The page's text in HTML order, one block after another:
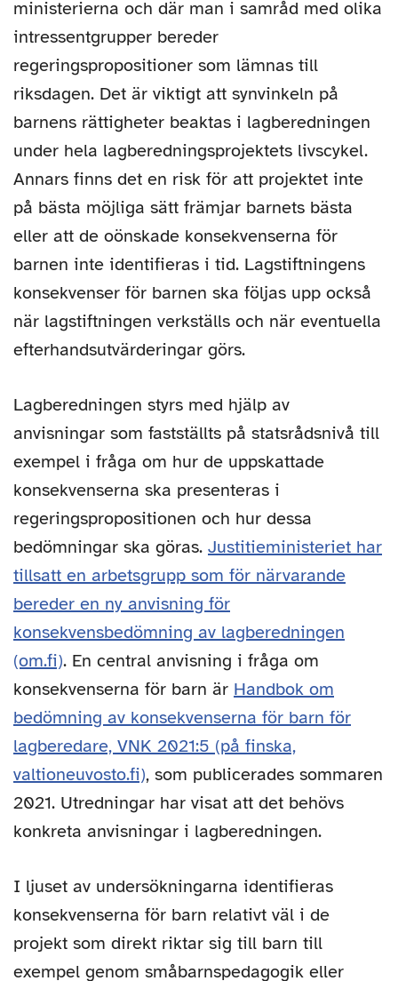
ministerierna och där man i samråd med olika
intressentgrupper bereder
regeringspropositioner som lämnas till
riksdagen. Det är viktigt att synvinkeln på
barnens rättigheter beaktas i lagberedningen
under hela lagberedningsprojektets livscykel.
Annars finns det en risk för att projektet inte
på bästa möjliga sätt främjar barnets bästa
eller att de oönskade konsekvenserna för
barnen inte identifieras i tid. Lagstiftningens
konsekvenser för barnen ska följas upp också
när lagstiftningen verkställs och när eventuella
efterhandsutvärderingar görs.
Lagberedningen styrs med hjälp av
anvisningar som fastställts på statsrådsnivå till
exempel i fråga om hur de uppskattade
konsekvenserna ska presenteras i
regeringspropositionen och hur dessa
bedömningar ska göras. Justitieministeriet har
tillsatt en arbetsgrupp som för närvarande
bereder en ny anvisning för
konsekvensbedömning av lagberedningen
(om.fi). En central anvisning i fråga om
konsekvenserna för barn är Handbok om
bedömning av konsekvenserna för barn för
lagberedare, VNK 2021:5 (på finska,
valtioneuvosto.fi), som publicerades sommaren
2021. Utredningar har visat att det behövs
konkreta anvisningar i lagberedningen.
I ljuset av undersökningarna identifieras
konsekvenserna för barn relativt väl i de
projekt som direkt riktar sig till barn till
exempel genom småbarnspedagogik eller